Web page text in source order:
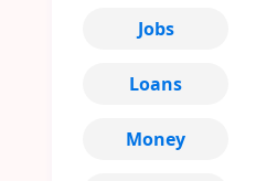
Jobs
Loans
Money